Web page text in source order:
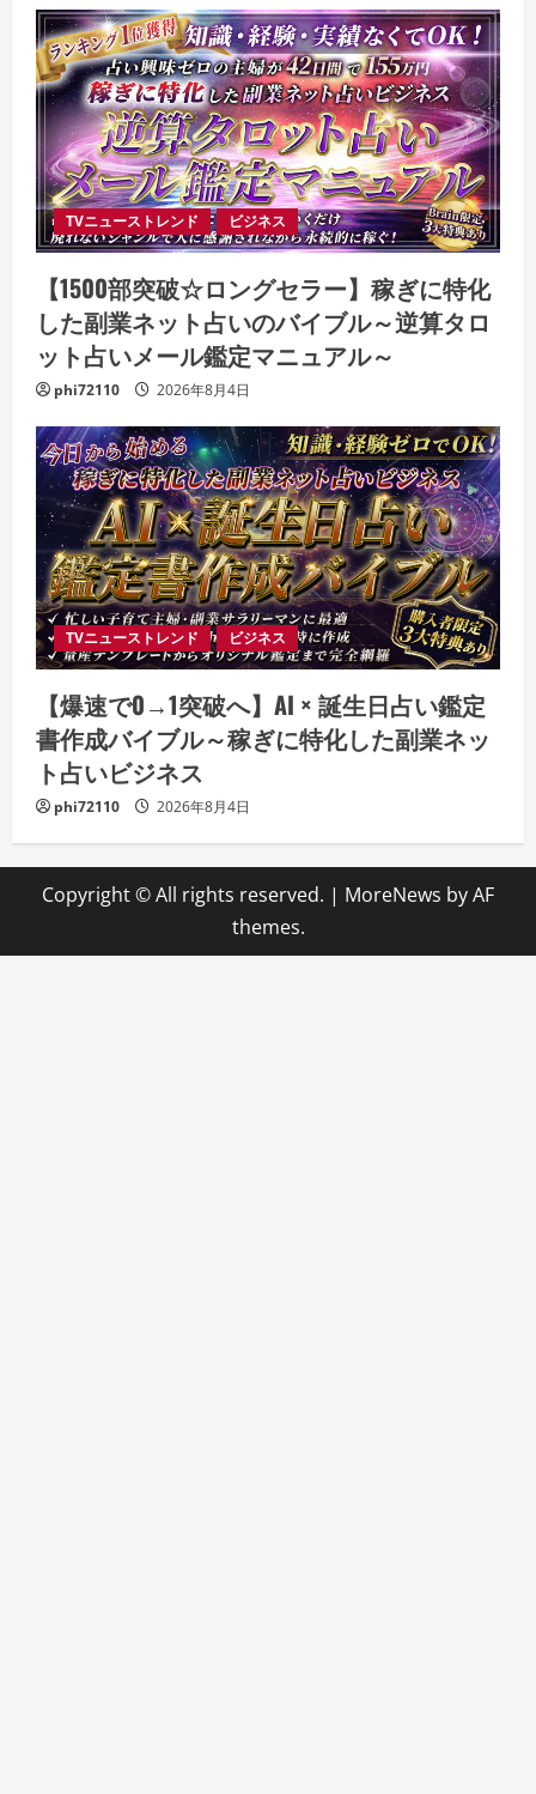
TVニューストレンド ビジネス
【1500部突破☆ロングセラー】稼ぎに特化
した副業ネット占いのバイブル～逆算タロ
ット占いメール鑑定マニュアル～
phi72110 2026年8月4日
TVニューストレンド ビジネス
【爆速で0→1突破へ】AI × 誕生日占い鑑定
書作成バイブル～稼ぎに特化した副業ネッ
ト占いビジネス
phi72110 2026年8月4日
Copyright © All rights reserved. | MoreNews by AF
themes.